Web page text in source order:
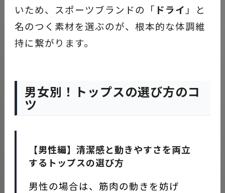
いため、スポーツブランドの「 ドライ 」と
名のつく素材を選ぶのが、根本的な体調維
持に繋がります。
男女別！トップスの選び方のコ
ツ
【男性編】清潔感と動きやすさを両立
するトップスの選び方
男性の場合は、筋肉の動きを妨げ